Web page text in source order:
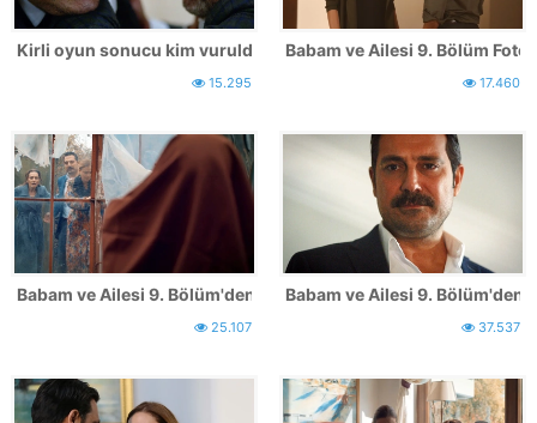
Kirli oyun sonucu kim vuruldu?
15.295
Babam ve Ailesi 9. Bölüm
17.460
Babam ve Ailesi 9. Bölüm'den İlk Kareler - 2
25.107
Babam ve Ailesi 9. Bölüm'den
37.537